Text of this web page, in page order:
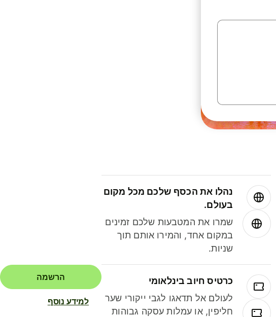
נהלו את הכסף שלכם מכל מקום
בעולם.
שמרו את המטבעות שלכם זמינים
במקום אחד, והמירו אותם תוך
שניות.
כרטיס חיוב בינלאומי
לעולם אל תדאגו לגבי ייקורי שער
חליפין, או עמלות עסקה גבוהות
הרשמה
למידע נוסף